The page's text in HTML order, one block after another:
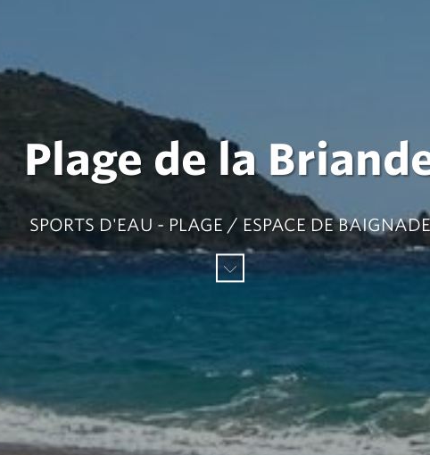
Plage de la
SPORTS D'EAU - PLAGE / ESPACE DE BAIGNADE